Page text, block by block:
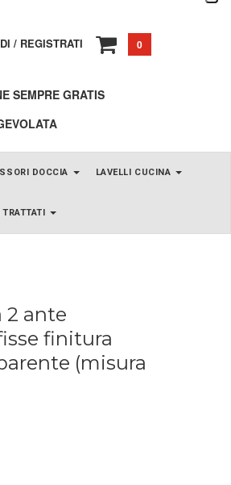
/ REGISTRATI 0
SEMPRE GRATIS
DOCCIA LAVELLI CUCINA
2 ante
finitura
(misura